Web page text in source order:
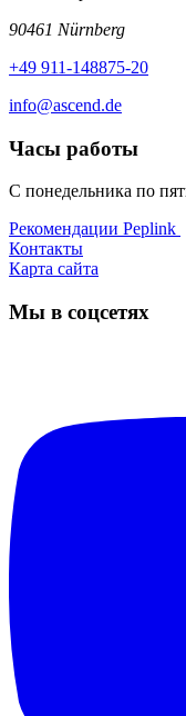
90461 Nürnberg
+49 911-148875-20
info@ascend.de
Часы работы
С понедельника по
Рекомендации Peplink ️
Контакты
Карта сайта
Мы в соцсетях